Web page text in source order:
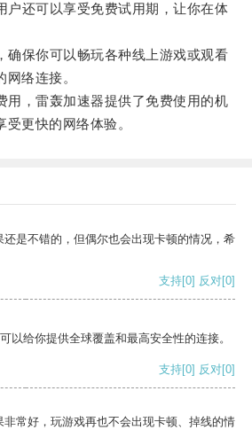
还可以享受免费试用期，让你在体
保你可以畅玩各种线上游戏或观看
络连接。
，雷轰加速器提供了免费使用的机
更快的网络体验。
是不错的，但偶尔也会出现卡顿的情况，希
支持[0] 反对[0]
以给你提供全球覆盖和最高安全性的连接。
支持[0] 反对[0]
常好，玩游戏再也不会出现卡顿、掉线的情